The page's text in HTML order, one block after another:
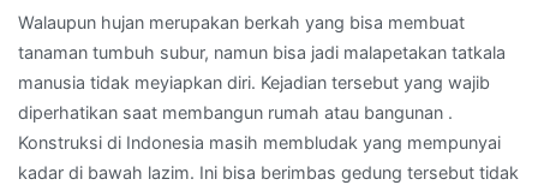
Walaupun hujan merupakan berkah yang bisa membuat
tanaman tumbuh subur, namun bisa jadi malapetakan tatkala
manusia tidak meyiapkan diri. Kejadian tersebut yang wajib
diperhatikan saat membangun rumah atau bangunan .
Konstruksi di Indonesia masih membludak yang mempunyai
kadar di bawah lazim. Ini bisa berimbas gedung tersebut tidak